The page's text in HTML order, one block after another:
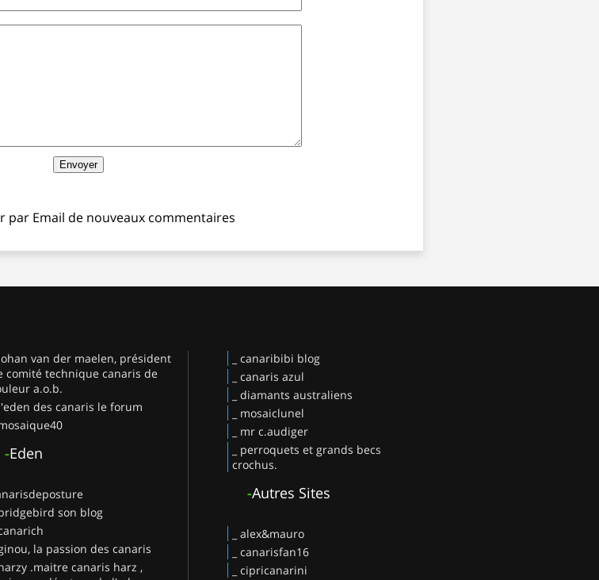
par Email de nouveaux commentaires
johan van der maelen, président
comité technique canaris de
a.o.b.
l'eden des canaris le forum
mosaique40
-Eden
bridgebird son blog
canarich
ginou, la passion des canaris
harzy .maitre canaris harz ,
_ canaribibi blog
_ canaris azul
_ diamants australiens
_ mosaiclunel
_ mr c.audiger
_ perroquets et grands becs
crochus.
-Autres Sites
_ alex&mauro
_ canarisfan16
_ cipricanarini